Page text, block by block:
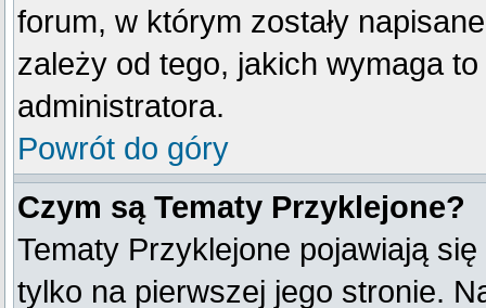
forum, w którym zostały
zależy od tego, jakich wymaga
administratora.
Powrót do góry
Czym są Tematy Przyklejone?
Tematy Przyklejone pojawiają
tylko na pierwszej jego stronie.